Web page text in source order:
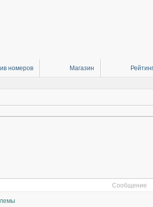
номеров Магазин Рейтинг
Сообщение